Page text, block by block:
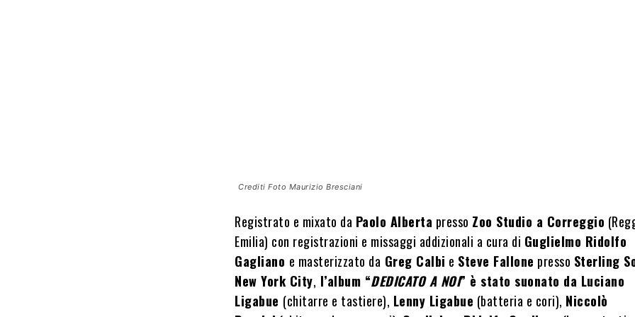
Crediti Foto Maurizio Bresciani
Registrato e mixato da Paolo Alberta presso Zoo Studio a Correggio
Emilia) con registrazioni e missaggi addizionali a cura di Guglielmo Ridolfo
Gagliano e masterizzato da Greg Calbi e Steve Fallone presso Sterling
New York City, l’album “DEDICATO A NOI” è stato suonato da Luciano
Ligabue (chitarre e tastiere), Lenny Ligabue (batteria e cori), Niccolò